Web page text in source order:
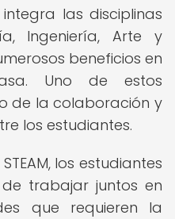
integra las disciplinas
Ingeniería, Arte y
beneficios en
Uno de estos
de la colaboración y
los estudiantes.
los estudiantes
trabajar juntos en
que requieren la